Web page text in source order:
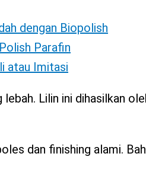
dengan Biopolish
Parafin
atau Imitasi
Lilin ini dihasilkan
dan finishing alami.